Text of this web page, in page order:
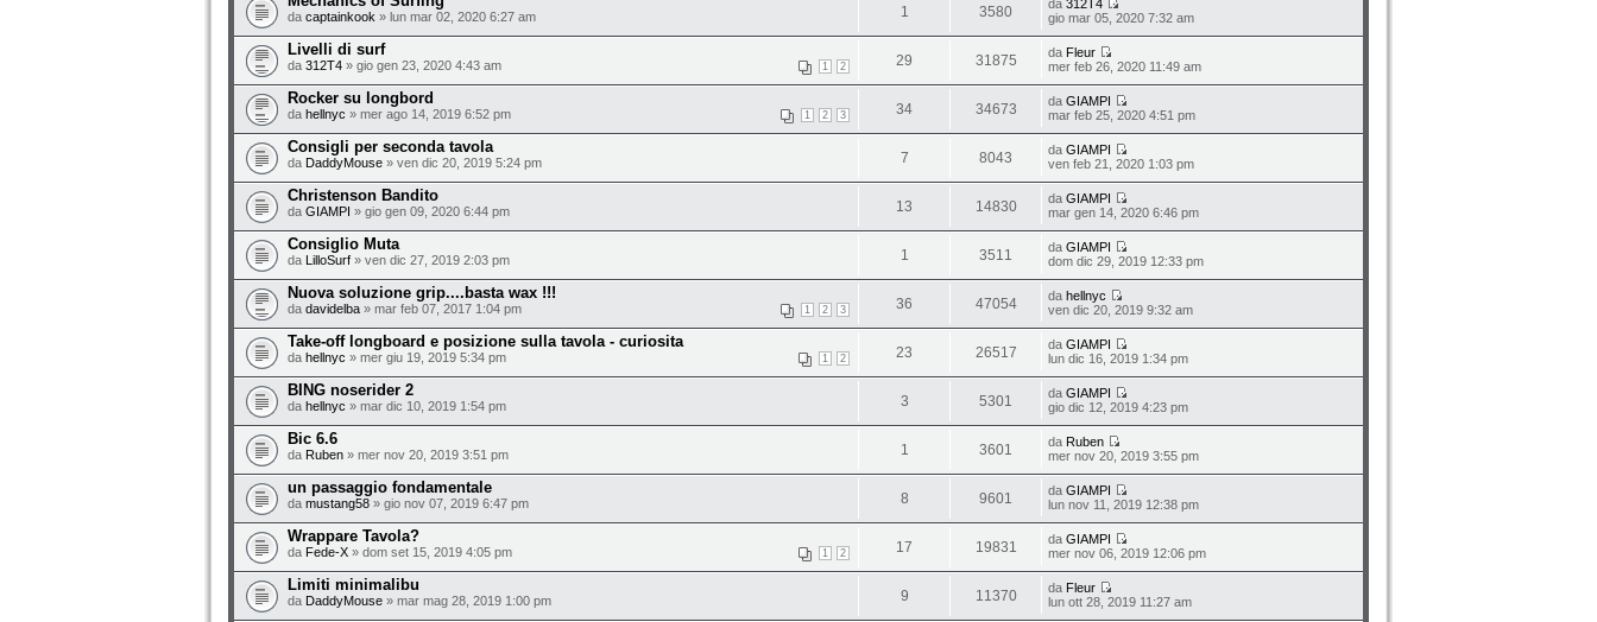
da captainkook » lun mar 02, 2020 6:27 am 1 3580 da 312T4
gio mar 05, 2020 7:32 am
Livelli di surf
1 2
da 312T4 » gio gen 23, 2020 4:43 am 29 31875 da Fleur
mer feb 26, 2020 11:49 am
Rocker su longbord
1 2 3
da hellnyc » mer ago 14, 2019 6:52 pm 34 34673 da GIAMPI
mar feb 25, 2020 4:51 pm
Consigli per seconda tavola
da DaddyMouse » ven dic 20, 2019 5:24 pm 7 8043 da GIAMPI
ven feb 21, 2020 1:03 pm
Christenson Bandito
da GIAMPI » gio gen 09, 2020 6:44 pm 13 14830 da GIAMPI
mar gen 14, 2020 6:46 pm
Consiglio Muta
da LilloSurf » ven dic 27, 2019 2:03 pm 1 3511 da GIAMPI
dom dic 29, 2019 12:33 pm
Nuova soluzione grip....basta wax !!!
1 2 3
da davidelba » mar feb 07, 2017 1:04 pm 36 47054 da hellnyc
ven dic 20, 2019 9:32 am
Take-off longboard e posizione sulla tavola - curiosita
1 2
da hellnyc » mer giu 19, 2019 5:34 pm 23 26517 da GIAMPI
lun dic 16, 2019 1:34 pm
BING noserider 2
da hellnyc » mar dic 10, 2019 1:54 pm 3 5301 da GIAMPI
gio dic 12, 2019 4:23 pm
Bic 6.6
da Ruben » mer nov 20, 2019 3:51 pm 1 3601 da Ruben
mer nov 20, 2019 3:55 pm
un passaggio fondamentale
da mustang58 » gio nov 07, 2019 6:47 pm 8 9601 da GIAMPI
lun nov 11, 2019 12:38 pm
Wrappare Tavola?
1 2
da Fede-X » dom set 15, 2019 4:05 pm 17 19831 da GIAMPI
mer nov 06, 2019 12:06 pm
Limiti minimalibu
da DaddyMouse » mar mag 28, 2019 1:00 pm 9 11370 da Fleur
lun ott 28, 2019 11:27 am